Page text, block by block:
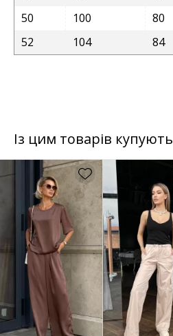
50
100 80
52
104 84
Із цим товарів купують